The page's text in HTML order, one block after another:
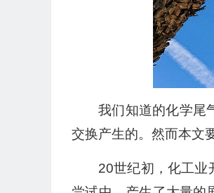
我们知道的化学尾
交换产生的。然而本文
20世纪初，化工业